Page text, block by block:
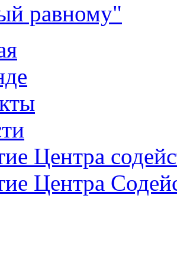
равному"
Центра
Центра